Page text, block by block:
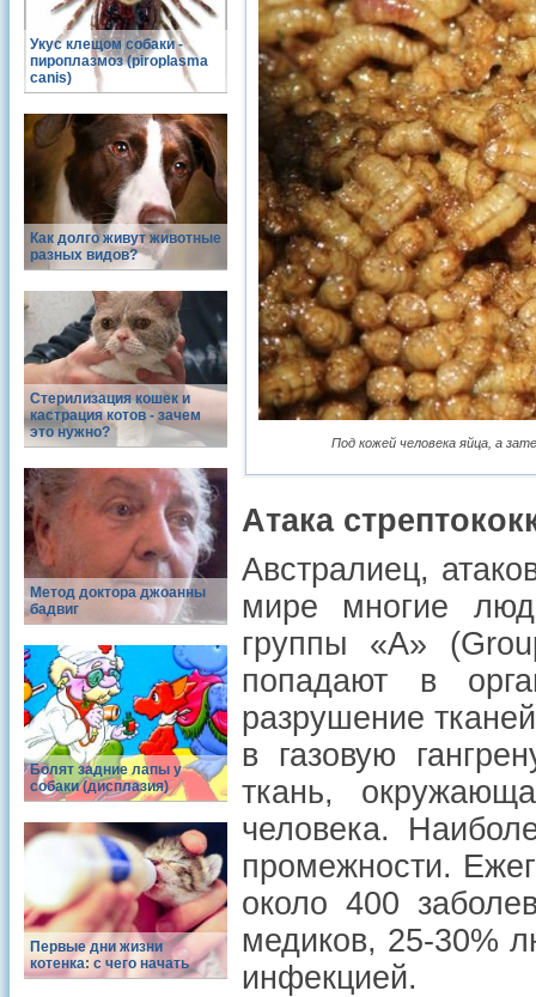
Укус клещом собаки -
пироплазмоз (piroplasma
canis)
Как долго живут животные
разных видов?
Стерилизация кошек и
кастрация котов - зачем
это нужно?
Метод доктора джоанны
бадвиг
Болят задние лапы у
собаки (дисплазия)
Первые дни жизни
котенка: с чего начать
Под кожей человека яйца, а
Атака
Австралиец,
мире многие
группы «А»
попадают в
разрушение
в газовую
ткань,
человека.
промежности.
около 400
медиков, 25-30%
инфекцией.